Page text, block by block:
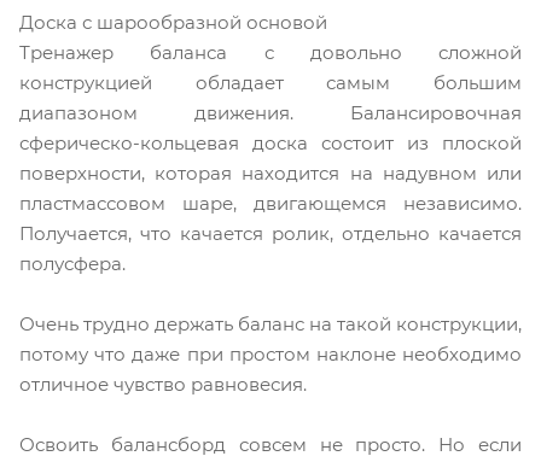
Доска с шарообразной основой
Тренажер баланса с довольно сложной
конструкцией обладает самым большим
диапазоном движения. Балансировочная
сферическо-кольцевая доска состоит из плоской
поверхности, которая находится на надувном или
пластмассовом шаре, двигающемся независимо.
Получается, что качается ролик, отдельно качается
полусфера.
Очень трудно держать баланс на такой конструкции,
потому что даже при простом наклоне необходимо
отличное чувство равновесия.
Освоить балансборд совсем не просто. Но если